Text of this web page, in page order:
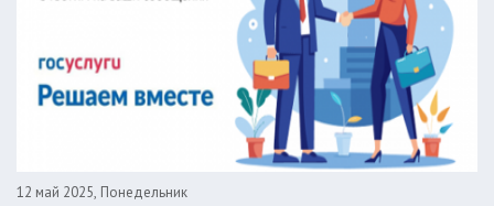
12 май 2025, Понедельник